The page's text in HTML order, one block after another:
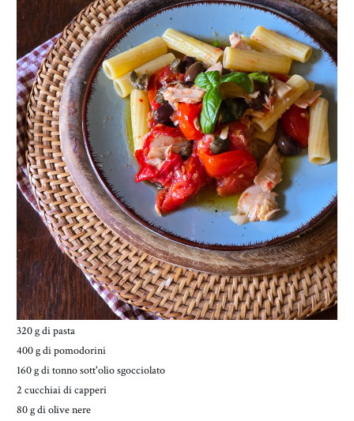
320 g di pasta
400 g di pomodorini
160 g di tonno sott'olio sgocciolato
2 cucchiai di capperi
80 g di olive nere